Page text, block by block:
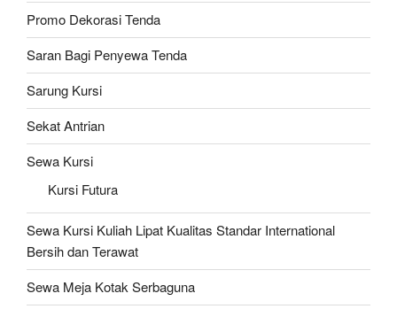
Promo Dekorasi Tenda
Saran Bagi Penyewa Tenda
Sarung Kursi
Sekat Antrian
Sewa Kursi
Kursi Futura
Sewa Kursi Kuliah Lipat Kualitas Standar International
Bersih dan Terawat
Sewa Meja Kotak Serbaguna